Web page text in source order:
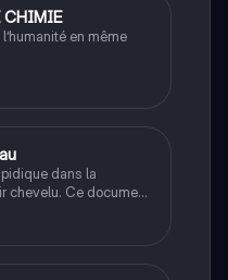
CHIMIE
en même
dans la
chevelu. Ce document
du pH, et
tout en détaillant les